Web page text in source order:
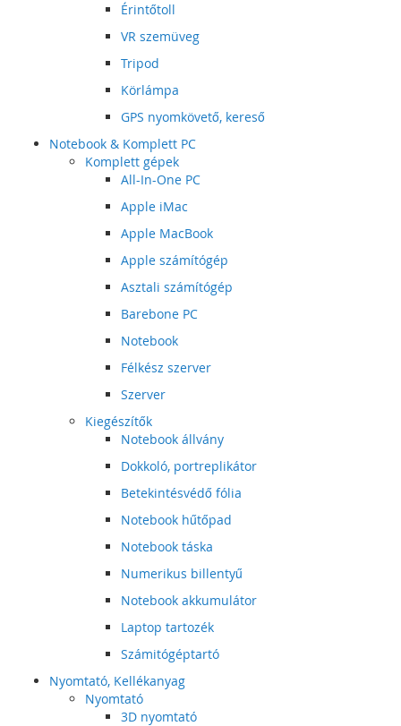
Érintőtoll
VR szemüveg
Tripod
Körlámpa
GPS nyomkövető, kereső
Notebook & Komplett PC
Komplett gépek
All-In-One PC
Apple iMac
Apple MacBook
Apple számítógép
Asztali számítógép
Barebone PC
Notebook
Félkész szerver
Szerver
Kiegészítők
Notebook állvány
Dokkoló, portreplikátor
Betekintésvédő fólia
Notebook hűtőpad
Notebook táska
Numerikus billentyű
Notebook akkumulátor
Laptop tartozék
Számitógéptartó
Nyomtató, Kellékanyag
Nyomtató
3D nyomtató